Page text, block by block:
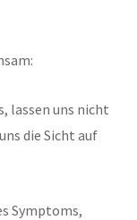
lassen uns nicht
die Sicht auf
Symptoms,